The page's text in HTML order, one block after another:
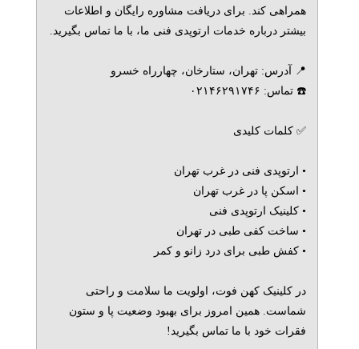
همراهی کند. برای دریافت مشاوره رایگان و اطلاعات
بیشتر درباره خدمات ارتوپدی فنی ما، با ما تماس بگیرید.
📍 آدرس: تهران، ستارخان، چهارراه خسرو
☎️ تماس: ۰۲۱۴۶۲۹۱۷۴۶
✅ کلمات کلیدی
• ارتوپدی فنی در غرب تهران
• اسکن پا در غرب تهران
• کلینیک ارتوپدی فنی
• ساخت کفی طبی در تهران
• کفش طبی برای درد زانو و کمر
در کلینیک کهن فوت، اولویت ما سلامت و راحتی
شماست. همین امروز برای بهبود وضعیت پا و ستون
فقرات خود با ما تماس بگیرید!